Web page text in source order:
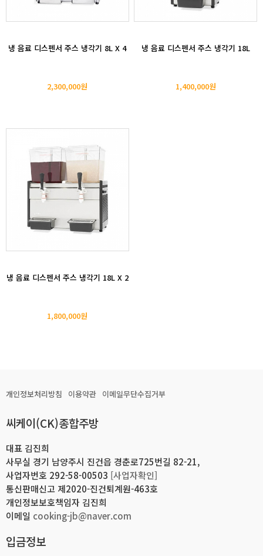
냉 음료 디스펜서 주스 냉각기 8L X 4
2,300,000원
냉 음료 디스펜서 주스 냉각기 18L
1,400,000원
냉 음료 디스펜서 주스 냉각기 18L X 2
1,800,000원
개인정보처리방침 이용약관 이메일무단수집거부
씨케이(CK)종합주방
대표 김진희
사무실 경기 남양주시 진건읍 경춘로725번길 82-21,
사업자번호 292-58-00503 [사업자확인]
통신판매신고 제2020-진건퇴계원-463호
개인정보보호책임자 김진희
이메일 cooking-jb@naver.com
입금정보